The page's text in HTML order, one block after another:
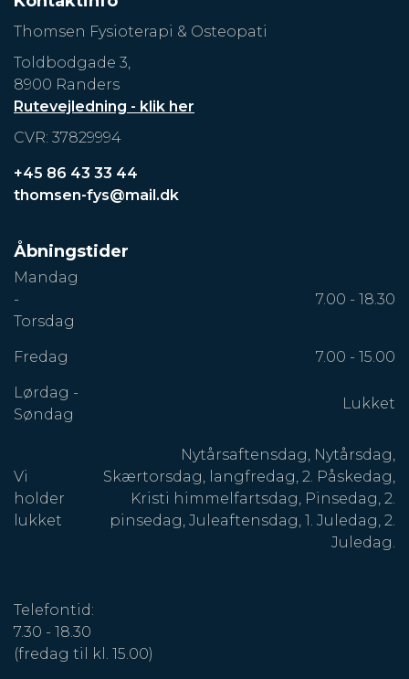
Thomsen Fysioterapi & Osteopati
Toldbodgade 3,
8900 Randers
Rutevejledning - klik her
CVR: 37829994
+45 86 43 33 44
thomsen-fys@mail.dk
Åbningstider
Mandag
-
Torsdag
7.00 - 18.30
Fredag 7.00 - 15.00
Lørdag -
Søndag
Lukket
Vi
holder
lukket
Nytårsaftensdag, Nytårsdag,
Skærtorsdag, langfredag, 2. Påskedag,
Kristi himmelfartsdag, Pinsedag, 2.
pinsedag, Juleaftensdag, 1. Juledag, 2.
Juledag.
Telefontid:
7.30 - 18.30
(fredag til kl. 15.00)